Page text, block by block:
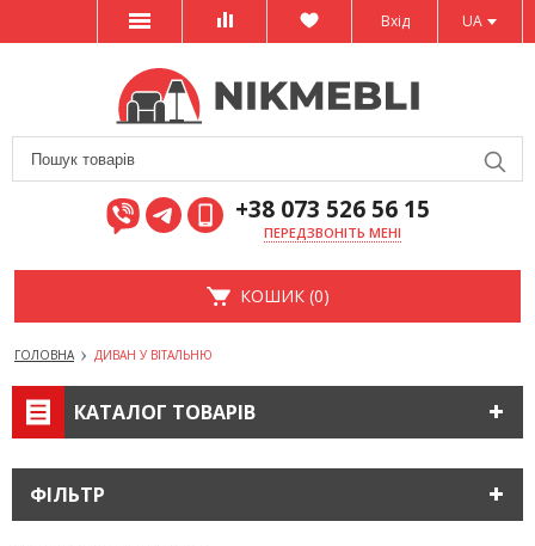
UA
Вхід
+38 073 526 56 15
ПЕРЕДЗВОНІТЬ МЕНІ
КОШИК (0)
ГОЛОВНА ДИВАН У ВІТАЛЬНЮ
КАТАЛОГ ТОВАРІВ
ФІЛЬТР